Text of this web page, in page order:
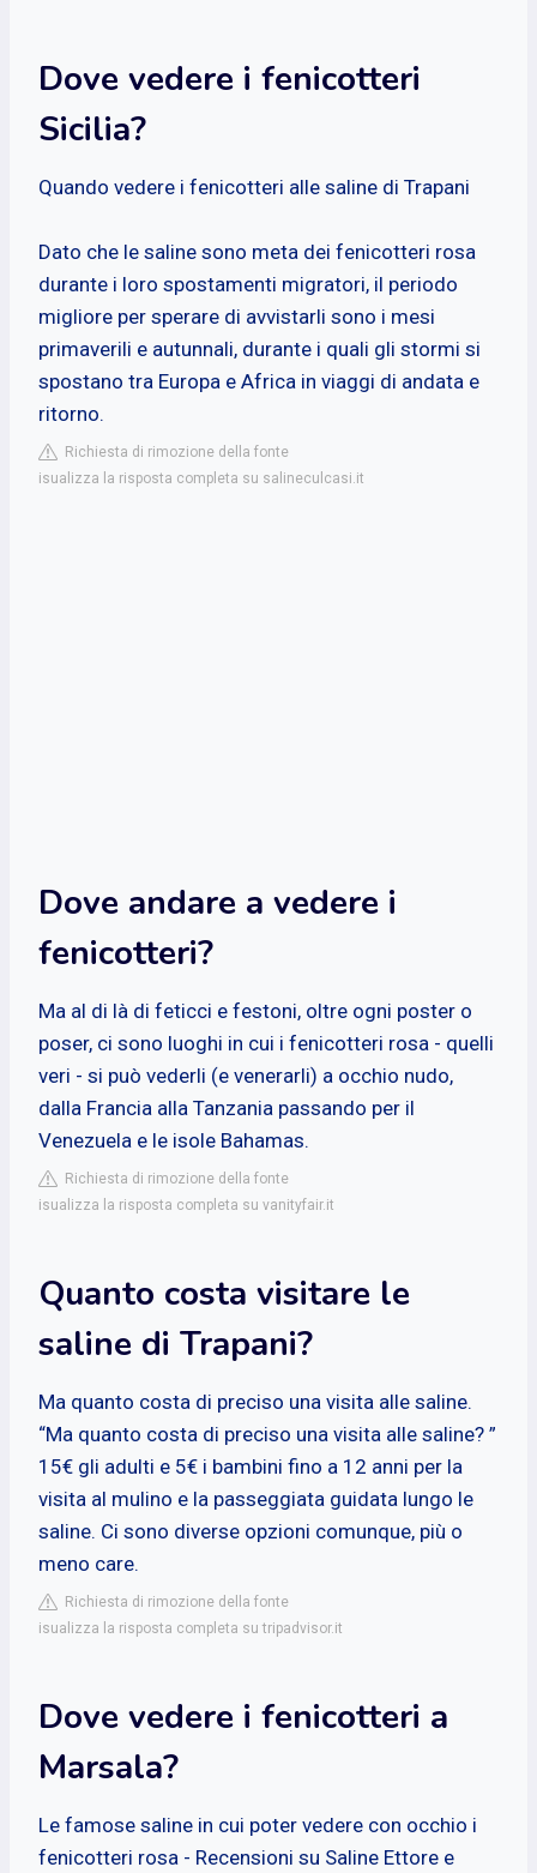
Dove vedere i fenicotteri
Sicilia?
Quando vedere i fenicotteri alle saline di Trapani
Dato che le saline sono meta dei fenicotteri rosa
durante i loro spostamenti migratori, il periodo
migliore per sperare di avvistarli sono i mesi
primaverili e autunnali, durante i quali gli stormi si
spostano tra Europa e Africa in viaggi di andata e
ritorno.
Richiesta di rimozione della fonte
isualizza la risposta completa su salineculcasi.it
Dove andare a vedere i
fenicotteri?
Ma al di là di feticci e festoni, oltre ogni poster o
poser, ci sono luoghi in cui i fenicotteri rosa - quelli
veri - si può vederli (e venerarli) a occhio nudo,
dalla Francia alla Tanzania passando per il
Venezuela e le isole Bahamas.
Richiesta di rimozione della fonte
isualizza la risposta completa su vanityfair.it
Quanto costa visitare le
saline di Trapani?
Ma quanto costa di preciso una visita alle saline.
“Ma quanto costa di preciso una visita alle saline? ”
15€ gli adulti e 5€ i bambini fino a 12 anni per la
visita al mulino e la passeggiata guidata lungo le
saline. Ci sono diverse opzioni comunque, più o
meno care.
Richiesta di rimozione della fonte
isualizza la risposta completa su tripadvisor.it
Dove vedere i fenicotteri a
Marsala?
Le famose saline in cui poter vedere con occhio i
fenicotteri rosa - Recensioni su Saline Ettore e